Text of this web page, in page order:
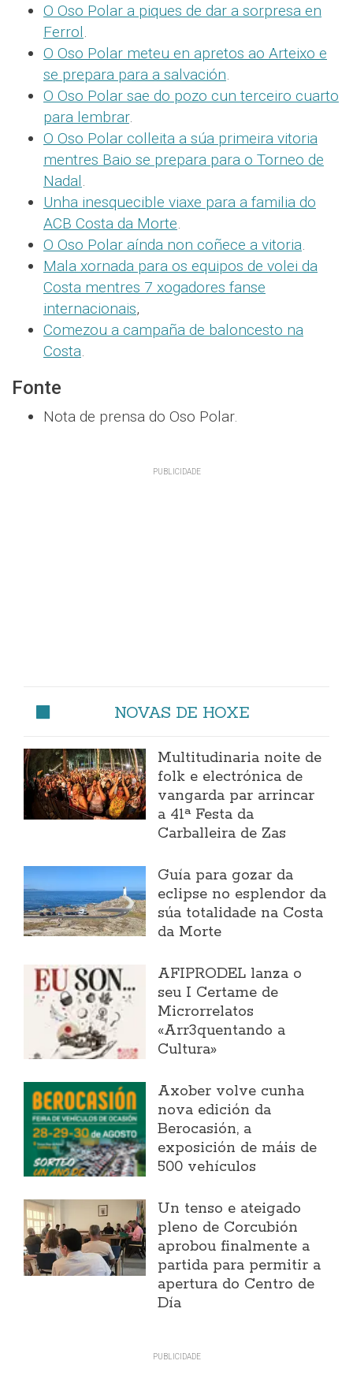
O Oso Polar a piques de dar a sorpresa en
Ferrol.
O Oso Polar meteu en apretos ao Arteixo e
se prepara para a salvación.
O Oso Polar sae do pozo cun terceiro cuarto
para lembrar.
O Oso Polar colleita a súa primeira vitoria
mentres Baio se prepara para o Torneo de
Nadal.
Unha inesquecible viaxe para a familia do
ACB Costa da Morte.
O Oso Polar aínda non coñece a vitoria.
Mala xornada para os equipos de volei da
Costa mentres 7 xogadores fanse
internacionais,
Comezou a campaña de baloncesto na
Costa.
Fonte
Nota de prensa do Oso Polar.
NOVAS DE HOXE
Multitudinaria noite de
folk e electrónica de
vangarda par arrincar
a 41ª Festa da
Carballeira de Zas
Guía para gozar da
eclipse no esplendor da
súa totalidade na Costa
da Morte
AFIPRODEL lanza o
seu I Certame de
Microrrelatos
«Arr3quentando a
Cultura»
Axober volve cunha
nova edición da
Berocasión, a
exposición de máis de
500 vehículos
Un tenso e ateigado
pleno de Corcubión
aprobou finalmente a
partida para permitir a
apertura do Centro de
Día